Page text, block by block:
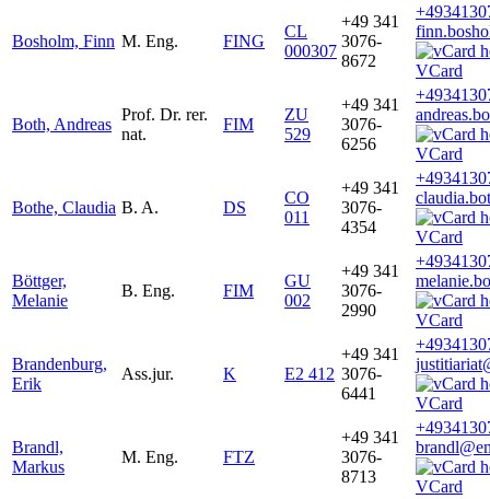
Bosholm, Finn M. Eng. FING
CL
000307
+49 341
3076-
8672
VCard
Both, Andreas
Prof. Dr. rer.
nat.
FIM
ZU
529
+49 341
3076-
6256
VCard
Bothe, Claudia B. A. DS
CO
011
+49 341
3076-
4354
VCard
Böttger,
Melanie
B. Eng. FIM
GU
002
+49 341
3076-
2990
VCard
Brandenburg,
Erik
Ass.jur. K E2 412
+49 341
3076-
6441
VCard
Brandl,
Markus
M. Eng. FTZ
+49 341
3076-
8713
VCard